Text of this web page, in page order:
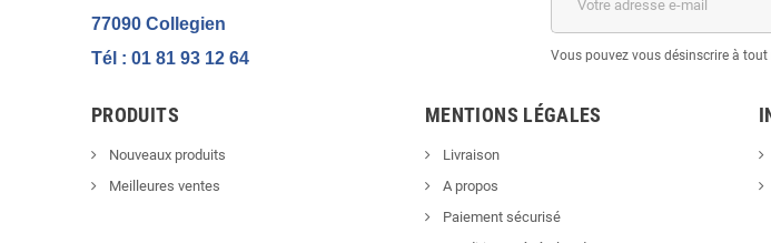
77090 Collegien
Tél : 01 81 93 12 64
Vous pouvez vous désinscrire à
PRODUITS
Nouveaux produits
Meilleures ventes
MENTIONS LÉGALES
Livraison
A propos
Paiement sécurisé